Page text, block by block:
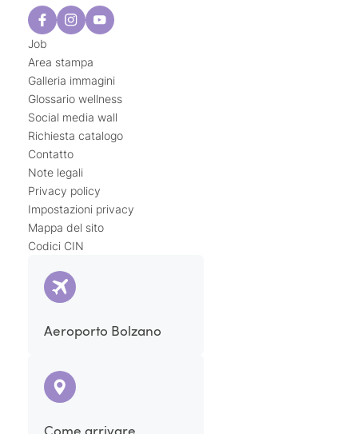
Job
Area stampa
Galleria immagini
Glossario wellness
Social media wall
Richiesta catalogo
Contatto
Note legali
Privacy policy
Impostazioni privacy
Mappa del sito
Codici CIN
Aeroporto Bolzano